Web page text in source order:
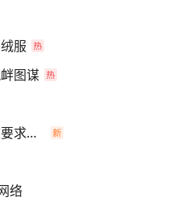
服
图谋
游客在沙滩游玩遇剧组拍摄被要求离开
络